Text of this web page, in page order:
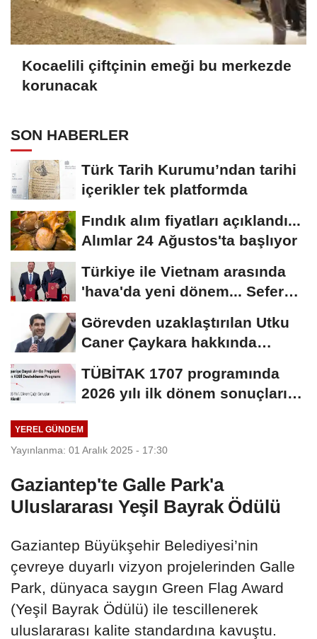
Kocaelili çiftçinin emeği bu merkezde
korunacak
SON HABERLER
Türk Tarih Kurumu’ndan tarihi
içerikler tek platformda
Fındık alım fiyatları açıklandı...
Alımlar 24 Ağustos'ta başlıyor
Türkiye ile Vietnam arasında
'hava'da yeni dönem... Sefer
Görevden uzaklaştırılan Utku
Caner Çaykara hakkında
tahliye kararı
TÜBİTAK 1707 programında
2026 yılı ilk dönem sonuçları
YEREL GÜNDEM
Yayınlanma: 01 Aralık 2025 - 17:30
Gaziantep'te Galle Park'a
Uluslararası Yeşil Bayrak Ödülü
Gaziantep Büyükşehir Belediyesi’nin
çevreye duyarlı vizyon projelerinden Galle
Park, dünyaca saygın Green Flag Award
(Yeşil Bayrak Ödülü) ile tescillenerek
uluslararası kalite standardına kavuştu.